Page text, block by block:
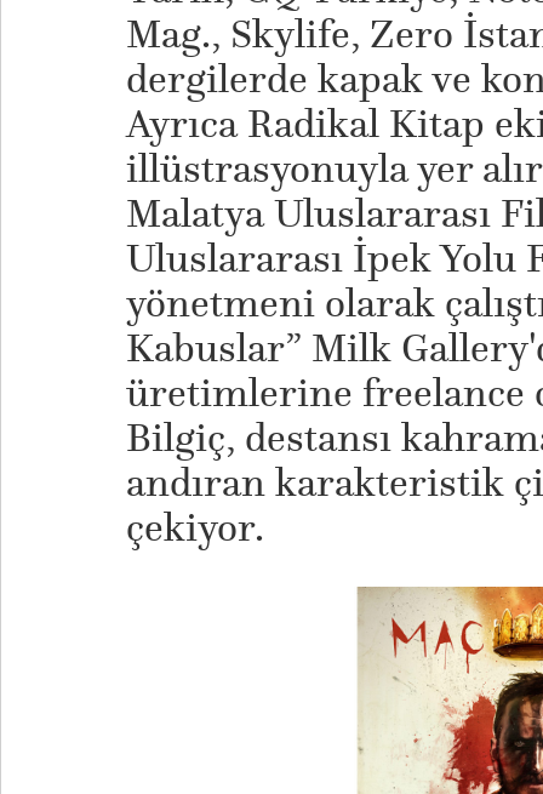
Mag., Skylife, Zero
dergilerde kapak ve
Ayrıca Radikal Kitap
illüstrasyonuyla yer
Malatya Uluslararası
Uluslararası İpek Yolu
yönetmeni olarak
Kabuslar” Milk
üretimlerine freelance
Bilgiç, destansı
andıran karakteristik
çekiyor.